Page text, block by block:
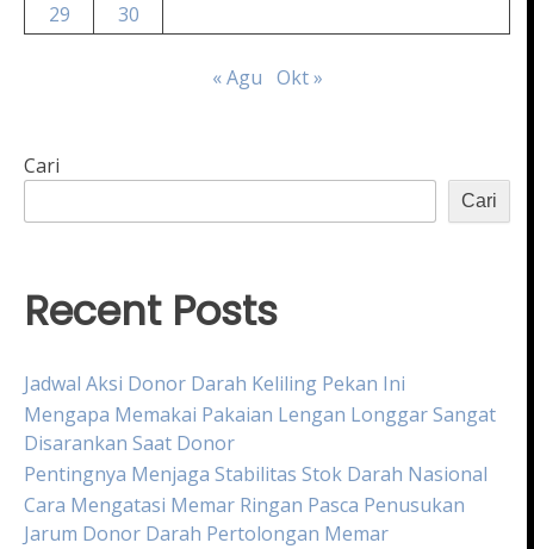
29
30
« Agu Okt »
Cari
Cari
Recent Posts
Jadwal Aksi Donor Darah Keliling Pekan Ini
Mengapa Memakai Pakaian Lengan Longgar Sangat
Disarankan Saat Donor
Pentingnya Menjaga Stabilitas Stok Darah Nasional
Cara Mengatasi Memar Ringan Pasca Penusukan
Jarum Donor Darah Pertolongan Memar